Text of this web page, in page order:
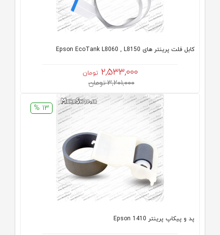
کابل فلت پرینتر های Epson EcoTank L8060 , L8150
2,533,000 تومان
3,201,000 تومان
13 %
پد و پیکاپ پرینتر 1410 Epson